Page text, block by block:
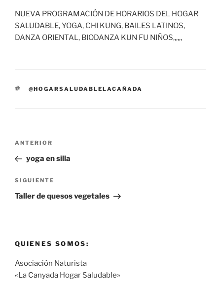
NUEVA PROGRAMACIÓN DE HORARIOS DEL HOGAR
SALUDABLE, YOGA, CHI KUNG, BAILES LATINOS,
DANZA ORIENTAL, BIODANZA KUN FU NIÑOS,,,,,,
ETIQUETAS
@HOGARSALUDABLELACAÑADA
Navegación
entradas
Entrada
anterior:
ANTERIOR
yoga en silla
Siguiente
entrada
SIGUIENTE
Taller de quesos vegetales
QUIENES SOMOS:
Asociación Naturista
«La Canyada Hogar Saludable»